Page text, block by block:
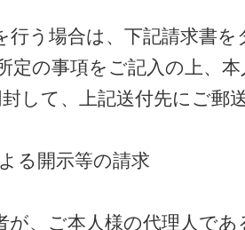
行う場合は、下記請求書
定の事項をご記入の上、
して、上記送付先にご郵
る開示等の請求
が、ご本人様の代理人であ